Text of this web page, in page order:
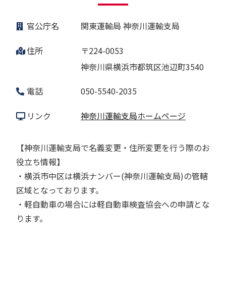
官公庁名 関東運輸局 神奈川運輸支局
住所
〒224-0053
神奈川県横浜市都筑区池辺町3540
電話
050-5540-2035
リンク 神奈川運輸支局ホームページ
【神奈川運輸支局で名義変更・住所変更を行う際のお
役立ち情報】
・横浜市中区は横浜ナンバー(神奈川運輸支局)の管轄
区域となっております。
・軽自動車の場合には軽自動車検査協会への申請とな
ります。